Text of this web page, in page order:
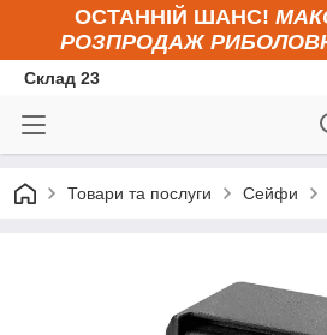
ОСТАННІЙ ШАНС!
РОЗПРОДАЖ
Склад 23
Товари та послуги Сейфи